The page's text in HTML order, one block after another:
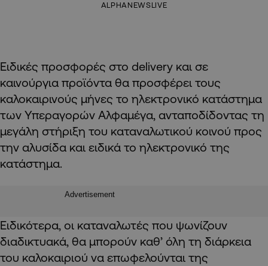
ALPHANEWSLIVE
Ειδικές προσφορές στο delivery και σε
καινούργια προϊόντα θα προσφέρει τους
καλοκαιρινούς μήνες το ηλεκτρονικό κατάστημα
των Υπεραγορών Αλφαμέγα, ανταποδίδοντας τη
μεγάλη στήριξη του καταναλωτικού κοινού προς
την αλυσίδα και ειδικά το ηλεκτρονικό της
κατάστημα.
Advertisement
Ειδικότερα, οι καταναλωτές που ψωνίζουν
διαδικτυακά, θα μπορούν καθ’ όλη τη διάρκεια
του καλοκαιριού να επωφελούνται της